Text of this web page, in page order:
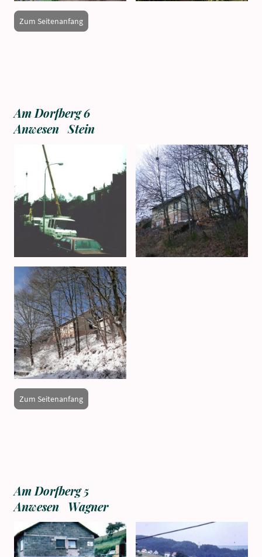
Zum Seitenanfang
Am Dorfberg 6
Anwesen Stein
Zum Seitenanfang
Am Dorfberg 5
Anwesen Wagner